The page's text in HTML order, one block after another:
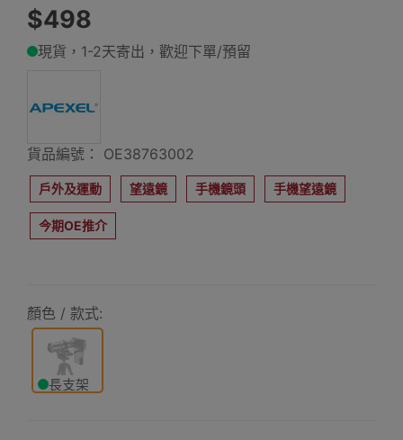
$498
現貨，1-2天寄出，歡迎下單/預留
貨品編號： OE38763002
戶外及運動 望遠鏡 手機鏡頭 手機望遠鏡
今期OE推介
顏色 / 款式:
長支架